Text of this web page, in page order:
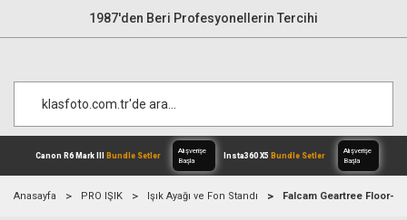
1987'den Beri Profesyonellerin Tercihi
Anasayfa PRO IŞIK Işık Ayağı ve Fon Standı Falcam Geartree Floor-